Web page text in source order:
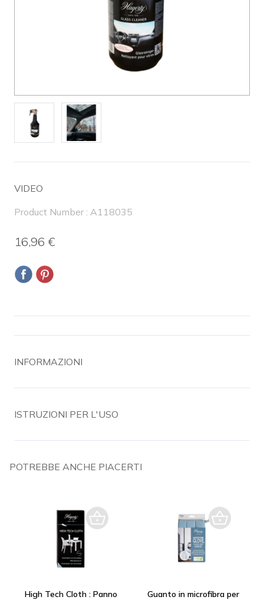
VIDEO
Product Number : A118035
16,96 €
INFORMAZIONI
ISTRUZIONI PER L'USO
POTREBBE ANCHE PIACERTI
High Tech Cloth : Panno
Guanto in microfibra per